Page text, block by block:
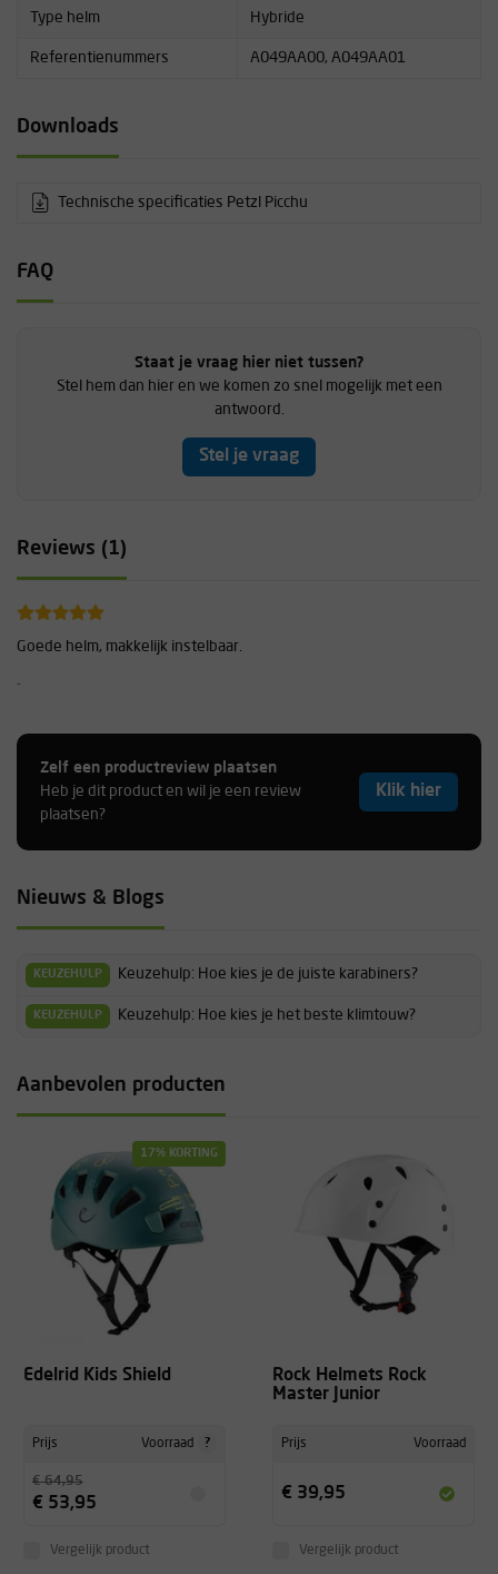
Type helm Hybride
Referentienummers A049AA00, A049AA01
Downloads
Technische specificaties Petzl Picchu
FAQ
Staat je vraag hier niet tussen?
Stel hem dan hier en we komen zo snel mogelijk met een
antwoord.
Stel je vraag
Reviews (1)
Goede helm, makkelijk instelbaar.
-
Zelf een productreview plaatsen
Heb je dit product en wil je een review
plaatsen?
Klik hier
Nieuws & Blogs
KEUZEHULP Keuzehulp: Hoe kies je de juiste karabiners?
KEUZEHULP Keuzehulp: Hoe kies je het beste klimtouw?
Aanbevolen producten
17% KORTING
Edelrid Kids Shield
Prijs Voorraad ?
€ 64,95
€ 53,95
Vergelijk product
Rock Helmets Rock
Master Junior
Prijs Voorraad
€ 39,95
Vergelijk product